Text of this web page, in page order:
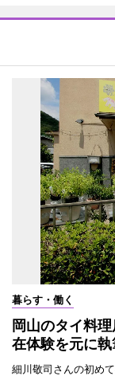
暮らす・働く
岡山のタイ料
在体験を元に執
細川敬司さんの初め